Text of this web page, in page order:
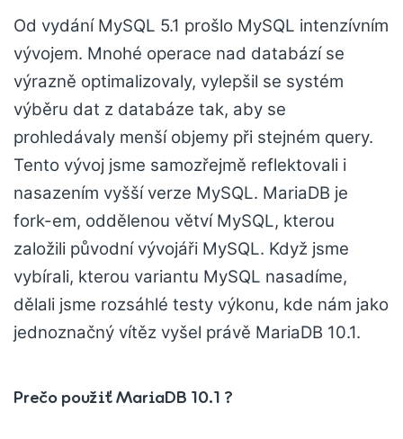
Od vydání MySQL 5.1 prošlo MySQL intenzívním
vývojem. Mnohé operace nad databází se
výrazně optimalizovaly, vylepšil se systém
výběru dat z databáze tak, aby se
prohledávaly menší objemy při stejném query.
Tento vývoj jsme samozřejmě reflektovali i
nasazením vyšší verze MySQL. MariaDB je
fork-em, oddělenou větví MySQL, kterou
založili původní vývojáři MySQL. Když jsme
vybírali, kterou variantu MySQL nasadíme,
dělali jsme rozsáhlé testy výkonu, kde nám jako
jednoznačný vítěz vyšel právě MariaDB 10.1.
Prečo použiť MariaDB 10.1 ?